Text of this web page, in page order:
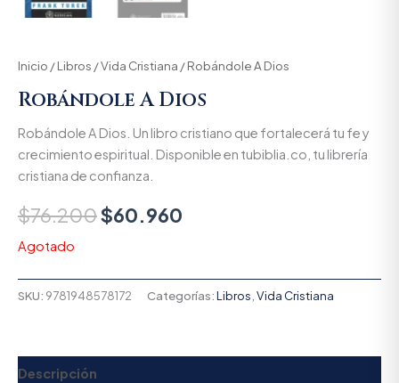
Inicio /Libros /Vida Cristiana / Robándole A Dios
Robándole A Dios
Robándole A Dios. Un libro cristiano que fortalecerá tu fe y
crecimiento espiritual. Disponible en tubiblia.co, tu librería
cristiana de confianza.
$76.200$60.960
Agotado
SKU: 9781948578172 Categorías:Libros Vida Cristiana
Descripción